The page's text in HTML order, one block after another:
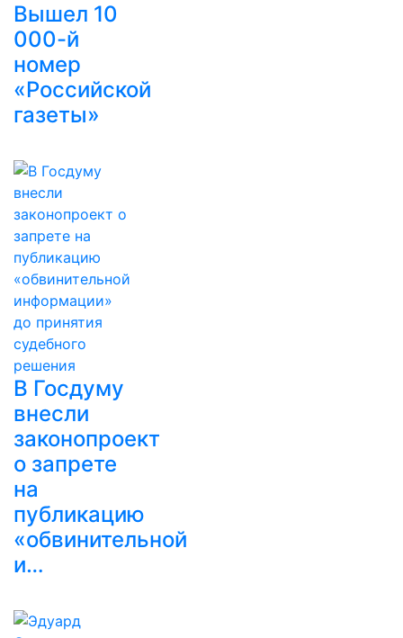
Вышел 10
000-й
номер
«Российской
газеты»
В Госдуму
внесли
законопроект
о запрете
на
публикацию
«обвинительной
и…